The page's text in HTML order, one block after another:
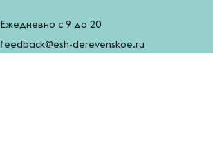
Ежедневно с 9 до 20
feedback@esh-derevenskoe.ru